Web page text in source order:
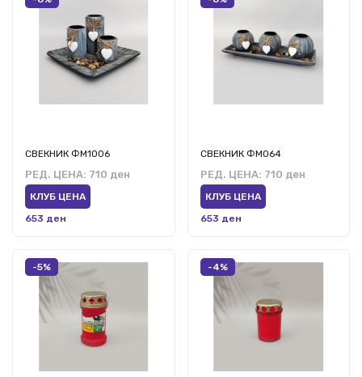
СВЕКНИК ФМ1006
РЕД. ЦЕНА: 710 ден
КЛУБ ЦЕНА
653 ден
СВЕКНИК ФМ064
РЕД. ЦЕНА: 710 ден
КЛУБ ЦЕНА
653 ден
-5% -4%